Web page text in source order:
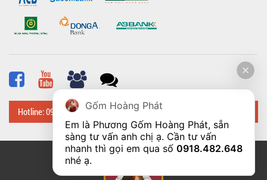
Hotline: 0918 482 648
© Bản quyền thuộc về
Gốm Hoàng Phát
Em là Phương Gốm Hoàng Phát, sẵn
sàng tư vấn anh chị ạ. Cần tư vấn
nhanh thì gọi em qua số 0918.482.648
nhé ạ.